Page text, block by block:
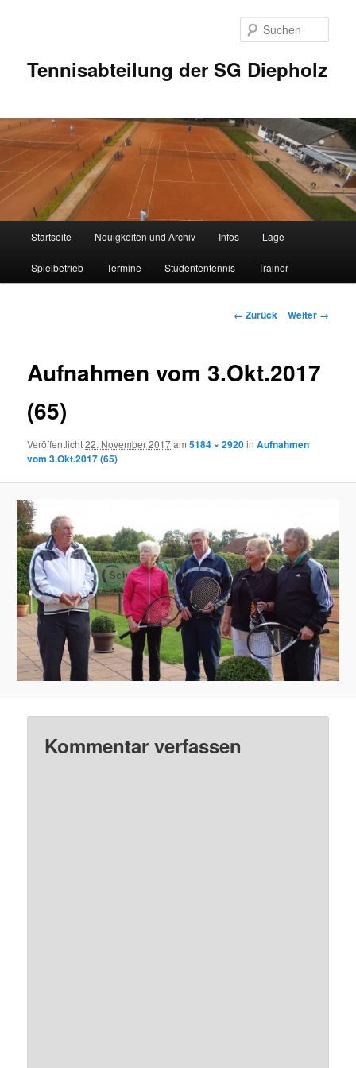
Tennisabteilung der SG Diepholz
Startseite Neuigkeiten und Archiv Infos Lage
Spielbetrieb Termine Studententennis Trainer
Bilder-
← Zurück Weiter →
Aufnahmen vom 3.Okt.2017
(65)
Veröffentlicht22. November 2017am5184 × 2920inAufnahmen
vom 3.Okt.2017 (65)
Kommentar verfassen